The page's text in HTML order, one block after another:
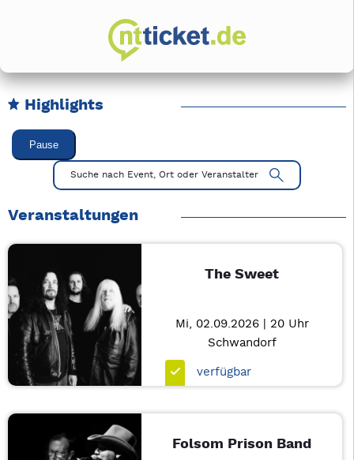
Highlights
Karussell Veranstaltungen überspringen
Pause
Mit Tab zu den Steuerelementen wechseln. Mit Pfeiltasten
Suche nach Event, Ort oder Veranstalter
Veranstaltungen
The Sweet
Mi, 02.09.2026 | 20 Uhr
Schwandorf
verfügbar
Folsom Prison Band